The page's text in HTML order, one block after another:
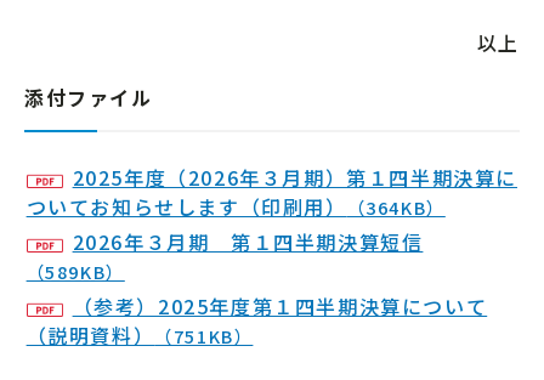
以上
添付ファイル
2025年度（2026年３月期）第１四半期決算に
ついてお知らせします（印刷用）
（364KB）
2026年３月期 第１四半期決算短信
（589KB）
（参考）2025年度第１四半期決算について
（説明資料）
（751KB）